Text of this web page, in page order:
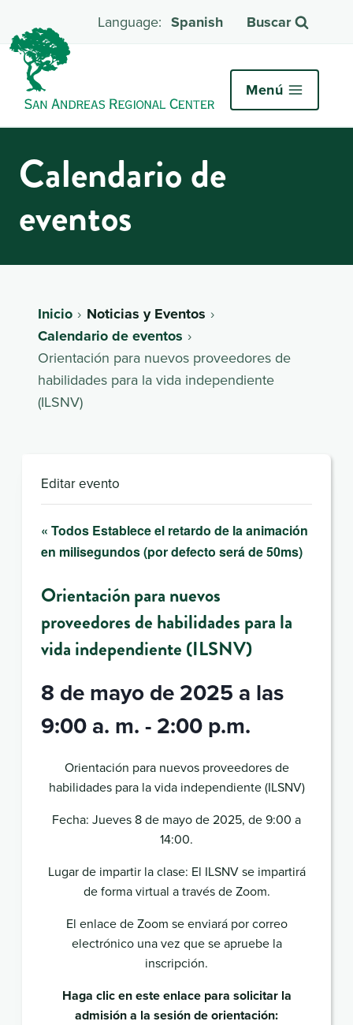
Spanish Buscar
Menú
Calendario de
eventos
Inicio
Noticias y Eventos
Calendario de eventos
Orientación para nuevos proveedores de
habilidades para la vida independiente
(ILSNV)
Editar evento
« Todos Establece el retardo de la animación
en milisegundos (por defecto será de 50ms)
Orientación para nuevos
proveedores de habilidades para la
vida independiente (ILSNV)
8 de mayo de 2025 a las
9:00 a. m. - 2:00 p.m.
Orientación para nuevos proveedores de
habilidades para la vida independiente (ILSNV)
Fecha: Jueves 8 de mayo de 2025, de 9:00 a
14:00.
Lugar de impartir la clase: El ILSNV se impartirá
de forma virtual a través de Zoom.
El enlace de Zoom se enviará por correo
electrónico una vez que se apruebe la
inscripción.
Haga clic en este enlace para solicitar la
admisión a la sesión de orientación: